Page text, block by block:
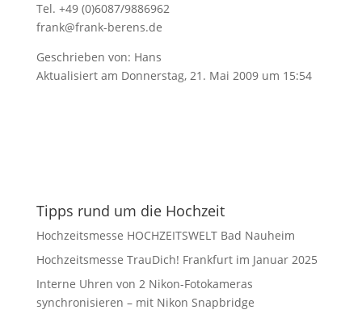
Tel. +49 (0)6087/9886962
frank@frank-berens.de
Geschrieben von: Hans
Aktualisiert am Donnerstag, 21. Mai 2009 um 15:54
Tipps rund um die Hochzeit
Hochzeitsmesse HOCHZEITSWELT Bad Nauheim
Hochzeitsmesse TrauDich! Frankfurt im Januar 2025
Interne Uhren von 2 Nikon-Fotokameras
synchronisieren – mit Nikon Snapbridge